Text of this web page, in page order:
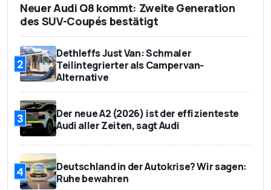
Neuer Audi Q8 kommt: Zweite Generation
des SUV-Coupés bestätigt
2
Dethleffs Just Van: Schmaler
Teilintegrierter als Campervan-
Alternative
3
Der neue A2 (2026) ist der effizienteste
Audi aller Zeiten, sagt Audi
4
Deutschland in der Autokrise? Wir sagen:
Ruhe bewahren